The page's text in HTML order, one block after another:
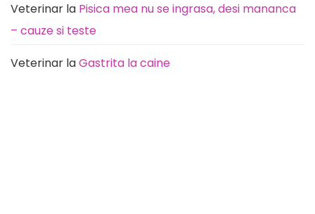
Veterinar la Pisica mea nu se ingrasa, desi mananca
– cauze si teste
Veterinar laGastrita la caine